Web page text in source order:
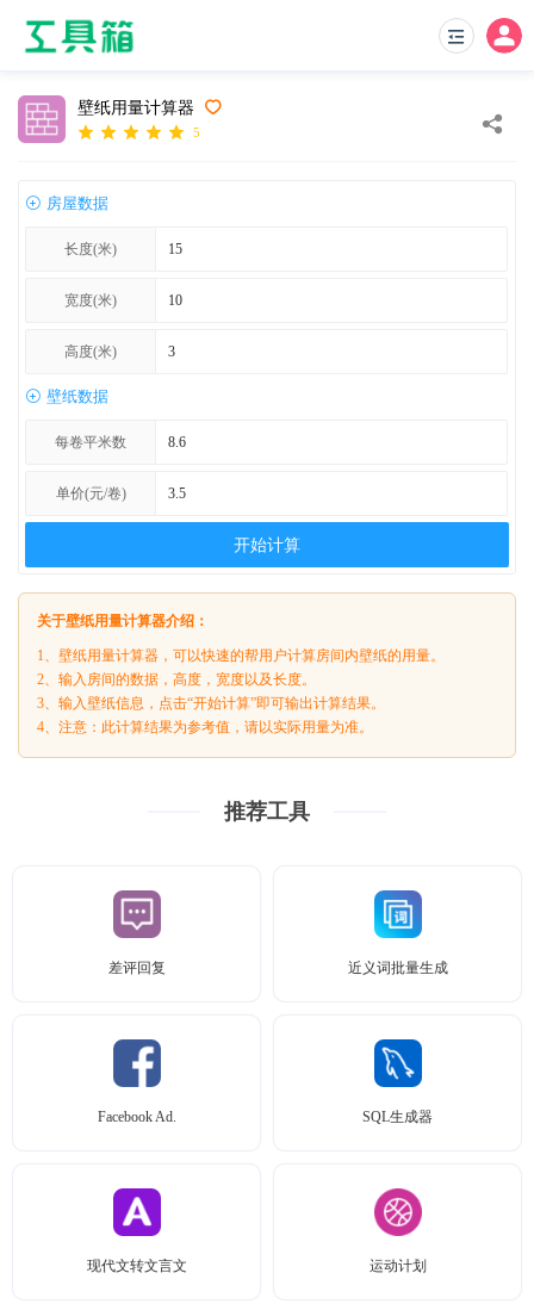
壁纸用量计算器
5
房屋数据
长度(米)
宽度(米)
高度(米)
壁纸数据
每卷平米数
单价(元/卷)
开始计算
关于壁纸用量计算器介绍：
1、壁纸用量计算器，可以快速的帮用户计算房间内壁纸的用量。
2、输入房间的数据，高度，宽度以及长度。
3、输入壁纸信息，点击“开始计算”即可输出计算结果。
4、注意：此计算结果为参考值，请以实际用量为准。
推荐工具
差评回复 近义词批量生成
Facebook Ad. SQL生成器
现代文转文言文 运动计划